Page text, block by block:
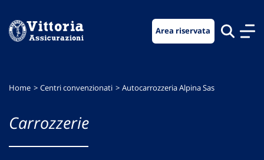
menu
contenuto
footer
Area riservata
Home Centri convenzionati Autocarrozzeria Alpina Sas
Carrozzerie